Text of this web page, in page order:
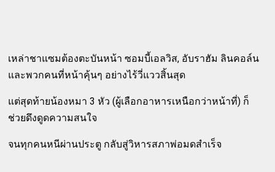
เหล่าชาแซมต้องตะบันหน้า ซอมบี้เอลวิส, อับราฮัม ลินคอล์น
และพวกคนที่หน้าคุ้นๆ อย่างไร้วี่แววสิ้นสุด
แต่สุดท้ายน้องหมา 3 หัว (ผู้เลือกอาหารเหนือกว่าหน้าที่) ก็
ช่วยดึงดูดความสนใจ
จนทุกคนหนีผ่านประตู กลับสู่วิหารสภาพ่อมดสำเร็จ